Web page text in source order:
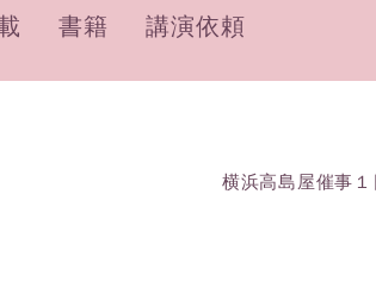
書籍 講演依頼
横浜高島屋催事１